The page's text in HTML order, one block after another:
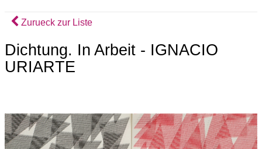
Zurueck zur Liste
Dichtung. In Arbeit - IGNACIO
URIARTE